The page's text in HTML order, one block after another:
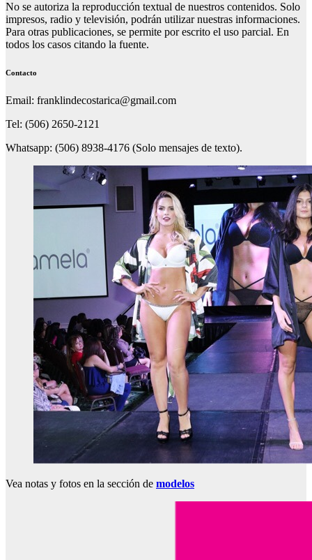
No se autoriza la reproducción textual de nuestros contenidos. Solo
impresos, radio y televisión, podrán utilizar nuestras informaciones.
Para otras publicaciones, se permite por escrito el uso parcial. En
todos los casos citando la fuente.
Contacto
Email: franklindecostarica@gmail.com
Tel: (506) 2650-2121
Whatsapp: (506) 8938-4176 (Solo mensajes de texto).
Vea notas y fotos en la sección de modelos